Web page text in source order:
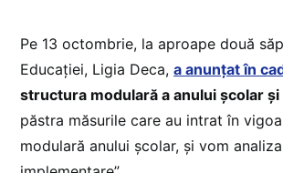
Pe 13 octombrie, la aproape două
Educației, Ligia Deca, a anunțat în
structura modulară a anului școlar
păstra măsurile care au intrat în
modulară anului școlar, și vom